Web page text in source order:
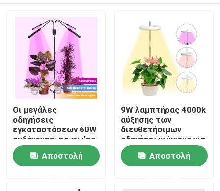
Σπίτι
Προϊόντα
Οι μεγάλες
οδηγήσεις
εγκαταστάσεων 60W
αυξάνονται τα φω'τα
με ευφυές και
μακρινό Controler
Αποστολή
9W λαμπτήρας 4000k
αύξησης των
διευθετήσιμων
οδηγήσεων ύψους για
τις εσωτερικές
εγκαταστάσεις
γραφείων
Αποστολή